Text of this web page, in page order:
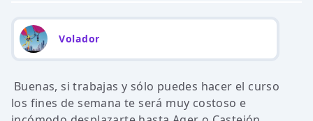
Volador
Buenas, si trabajas y sólo puedes hacer el curso
los fines de semana te será muy costoso e